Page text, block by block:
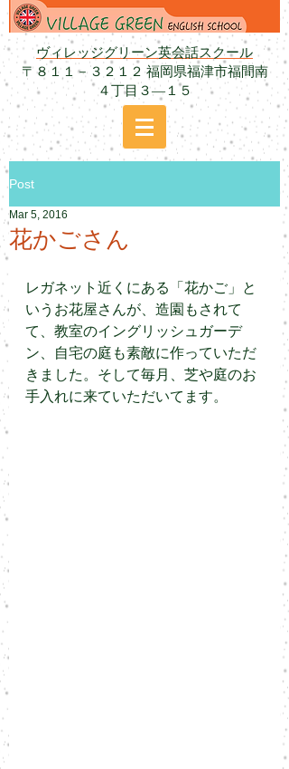
ヴィレッジグリーン英会話スクール
〒８１１－３２１２ 福岡県福津市福間南
４丁目３―１５
Post
花かごさん
Mar 5, 2016
レガネット近くにある「花かご」と
いうお花屋さんが、造園もされて
て、教室のイングリッシュガーデ
ン、自宅の庭も素敵に作っていただ
きました。そして毎月、芝や庭のお
手入れに来ていただいてます。